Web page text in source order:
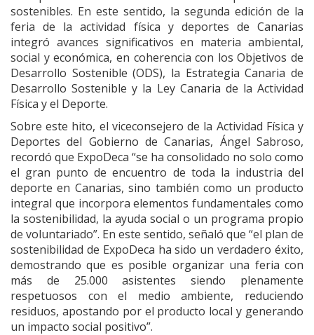
sostenibles. En este sentido, la segunda edición de la
feria de la actividad física y deportes de Canarias
integró avances significativos en materia ambiental,
social y económica, en coherencia con los Objetivos de
Desarrollo Sostenible (ODS), la Estrategia Canaria de
Desarrollo Sostenible y la Ley Canaria de la Actividad
Física y el Deporte.
Sobre este hito, el viceconsejero de la Actividad Física y
Deportes del Gobierno de Canarias, Ángel Sabroso,
recordó que ExpoDeca “se ha consolidado no solo como
el gran punto de encuentro de toda la industria del
deporte en Canarias, sino también como un producto
integral que incorpora elementos fundamentales como
la sostenibilidad, la ayuda social o un programa propio
de voluntariado”. En este sentido, señaló que “el plan de
sostenibilidad de ExpoDeca ha sido un verdadero éxito,
demostrando que es posible organizar una feria con
más de 25.000 asistentes siendo plenamente
respetuosos con el medio ambiente, reduciendo
residuos, apostando por el producto local y generando
un impacto social positivo”.